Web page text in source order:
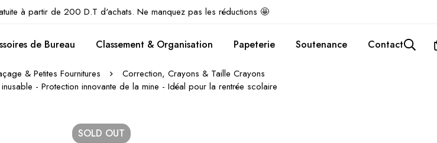
à partir de 200 D.T d'achats. Ne manquez pas les réductions 🤩
de Bureau Classement & Organisation Papeterie Soutenance Contact
& Petites Fournitures
Correction, Crayons & Taille Crayons
- Protection innovante de la mine - Idéal pour la rentrée scolaire
SOLD OUT